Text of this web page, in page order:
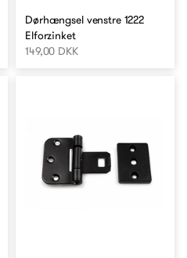
Dørhængsel venstre 1222
Elforzinket
149,00 DKK